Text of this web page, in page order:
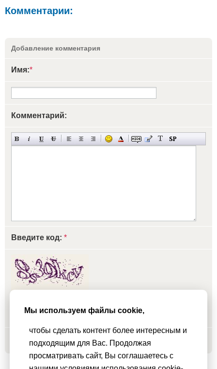
Комментарии:
Добавление комментария
Имя:*
Комментарий:
Введите код: *
Добавить
Мы используем файлы cookie,
чтобы сделать контент более интересным и
подходящим для Вас. Продолжая
просматривать сайт, Вы соглашаетесь с